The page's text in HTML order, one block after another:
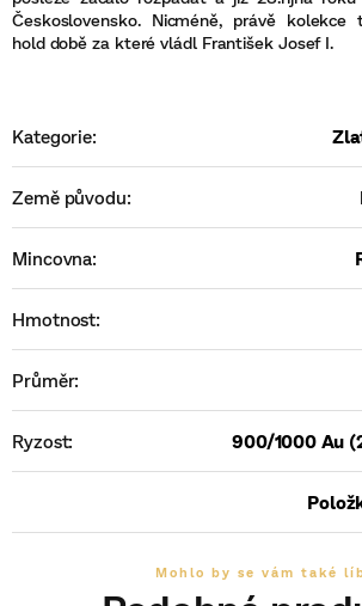
Československo. Nicméně, právě
hold době za které vládl František Josef I.
Kategorie:
Země původu:
Mincovna:
Hmotnost:
Průměr:
Ryzost: 900/1000 Au